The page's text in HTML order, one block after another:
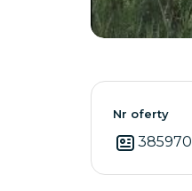
Nr oferty
385970